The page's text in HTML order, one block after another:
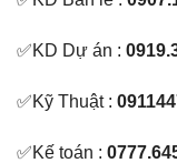
✅KD Dự án :
✅Kỹ Thuật :
✅Kế toán :